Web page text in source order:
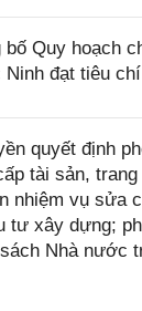
Quy hoạch
Ninh đạt tiêu
quyết định
tài sản, trang
nhiệm vụ sửa
tư xây dựng;
Nhà nước